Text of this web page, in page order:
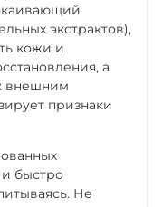
экстрактов),
кожи и
а
внешним
признаки
быстро
Не